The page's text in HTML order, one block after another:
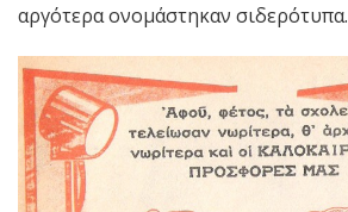
αργότερα ονομάστηκαν σιδερότυπα.